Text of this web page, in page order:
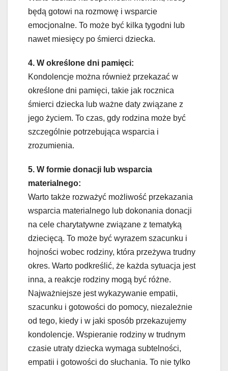
będą gotowi na rozmowę i wsparcie
emocjonalne. To może być kilka tygodni lub
nawet miesięcy po śmierci dziecka.
4. W określone dni pamięci:
Kondolencje można również przekazać w
określone dni pamięci, takie jak rocznica
śmierci dziecka lub ważne daty związane z
jego życiem. To czas, gdy rodzina może być
szczególnie potrzebująca wsparcia i
zrozumienia.
5. W formie donacji lub wsparcia
materialnego:
Warto także rozważyć możliwość przekazania
wsparcia materialnego lub dokonania donacji
na cele charytatywne związane z tematyką
dziecięcą. To może być wyrazem szacunku i
hojności wobec rodziny, która przeżywa trudny
okres. Warto podkreślić, że każda sytuacja jest
inna, a reakcje rodziny mogą być różne.
Najważniejsze jest wykazywanie empatii,
szacunku i gotowości do pomocy, niezależnie
od tego, kiedy i w jaki sposób przekazujemy
kondolencje. Wspieranie rodziny w trudnym
czasie utraty dziecka wymaga subtelności,
empatii i gotowości do słuchania. To nie tylko